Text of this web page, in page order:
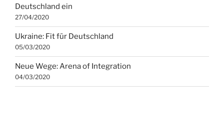
Deutschland ein
27/04/2020
Ukraine: Fit für Deutschland
05/03/2020
Neue Wege: Arena of Integration
04/03/2020